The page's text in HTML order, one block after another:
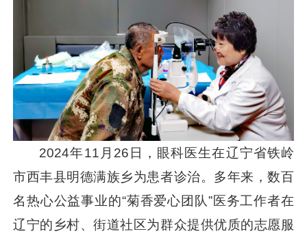
2024年11月26日，眼科医生在辽宁省铁岭
市西丰县明德满族乡为患者诊治。多年来，数百
名热心公益事业的“菊香爱心团队”医务工作者在
辽宁的乡村、街道社区为群众提供优质的志愿服